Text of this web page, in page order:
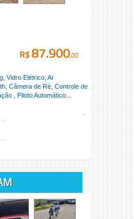
Vidro Elétrico, Ar
Câmera de Ré, Controle de
, Piloto Automático...
R$87.900,00